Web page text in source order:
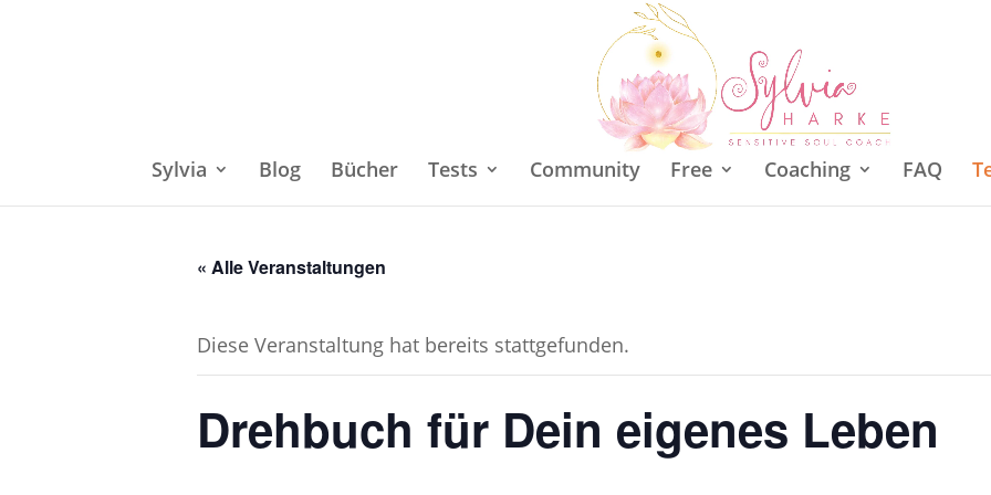
Sylvia Blog Bücher Tests Community Free Coaching FAQ
« Alle Veranstaltungen
Diese Veranstaltung hat bereits stattgefunden.
Drehbuch für Dein eigenes Leben